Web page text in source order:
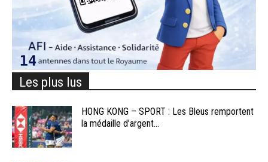
Les plus lus
HONG KONG – SPORT : Les Bleus remportent
la médaille d’argent...